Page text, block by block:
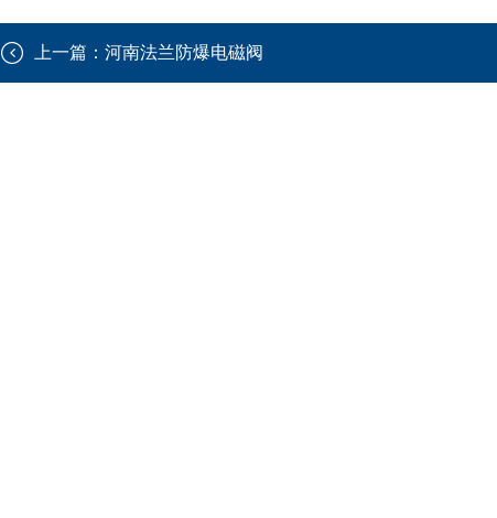
上一篇： 河南法兰防爆电磁阀